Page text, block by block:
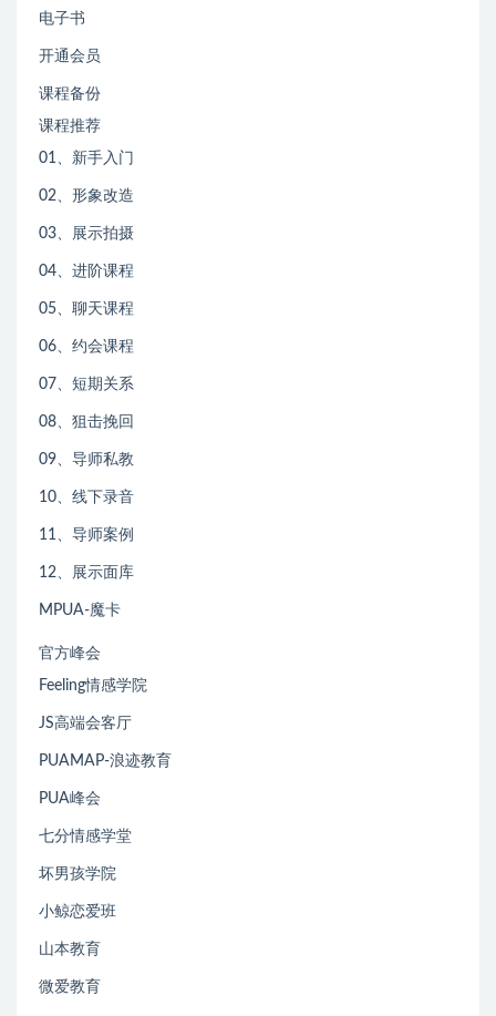
电子书
开通会员
课程备份
课程推荐
01、新手入门
02、形象改造
03、展示拍摄
04、进阶课程
05、聊天课程
06、约会课程
07、短期关系
08、狙击挽回
09、导师私教
10、线下录音
11、导师案例
12、展示面库
MPUA-魔卡
官方峰会
Feeling情感学院
JS高端会客厅
PUAMAP-浪迹教育
PUA峰会
七分情感学堂
坏男孩学院
小鲸恋爱班
山本教育
微爱教育